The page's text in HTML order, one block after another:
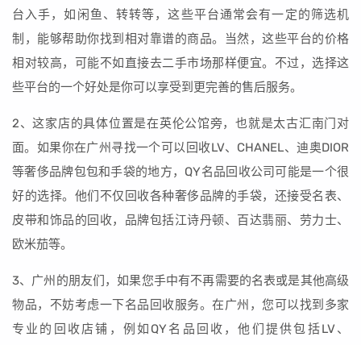
台入手，如闲鱼、转转等，这些平台通常会有一定的筛选机
制，能够帮助你找到相对靠谱的商品。当然，这些平台的价格
相对较高，可能不如直接去二手市场那样便宜。不过，选择这
些平台的一个好处是你可以享受到更完善的售后服务。
2、这家店的具体位置是在英伦公馆旁，也就是太古汇南门对
面。如果你在广州寻找一个可以回收LV、CHANEL、迪奥DIOR
等奢侈品牌包包和手袋的地方，QY名品回收公司可能是一个很
好的选择。他们不仅回收各种奢侈品牌的手袋，还接受名表、
皮带和饰品的回收，品牌包括江诗丹顿、百达翡丽、劳力士、
欧米茄等。
3、广州的朋友们，如果您手中有不再需要的名表或是其他高级
物品，不妨考虑一下名品回收服务。在广州，您可以找到多家
专业的回收店铺，例如QY名品回收，他们提供包括LV、